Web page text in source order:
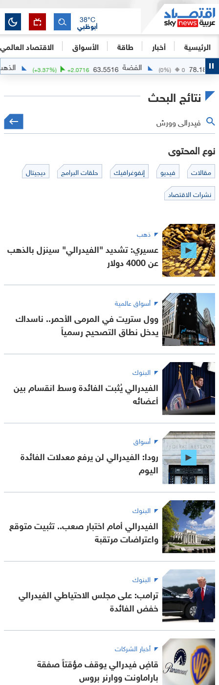
الرئيسية أخبار طاقة الأسواق الاقتصاد العالمي
أبوظبي
38°C
0%) الفضة 63.5516
+2.0716
(+3.37%) الذهب 4341.7114
نتائج البحث
نوع المحتوى
مقالات فيديو إنفوغرافيك حلقات البرامج
ديجيتال
نشرات الاقتصاد
ذهب
عسيري: تشديد "الفيدرالي" سينزل بالذهب
عن 4000 دولار
أسواق عالمية
وول ستريت في المرمى الأحمر.. ناسداك
يدخل نطاق التصحيح رسمياً
البنوك
الفيدرالي يُثبت الفائدة وسط انقسام بين
أعضائه
أسواق
رودا: الفيدرالي لن يرفع معدلات الفائدة
اليوم
البنوك
الفيدرالي أمام اختبار صعب.. تثبيت متوقع
واعتراضات مرتقبة
البنوك
ترامب: على مجلس الاحتياطي الفيدرالي
خفض الفائدة
أخبار الشركات
قاضٍ فيدرالي يوقف مؤقتاً صفقة
باراماونت ووارنر بروس